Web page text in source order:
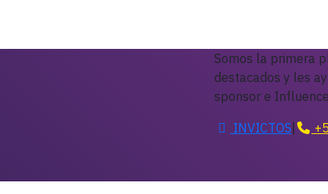
Somos la primera
destacados y les
sponsor e
INVICTOS|